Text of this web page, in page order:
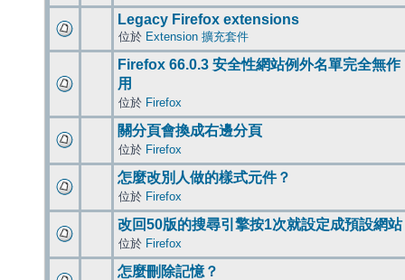
Legacy Firefox extensions
位於 Extension 擴充套件
Firefox 66.0.3 安全性網站例外名單完全無作
用
位於 Firefox
關分頁會換成右邊分頁
位於 Firefox
怎麼改別人做的樣式元件？
位於 Firefox
改回50版的搜尋引擎按1次就設定成預設網站
位於 Firefox
怎麼刪除記憶？